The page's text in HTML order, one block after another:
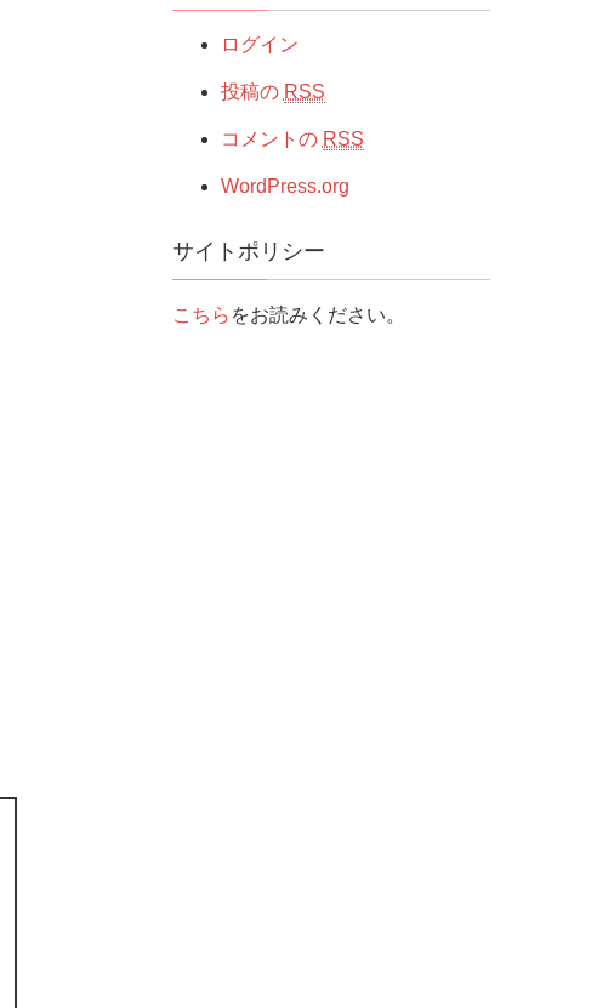
ログイン
投稿の RSS
コメントの RSS
WordPress.org
サイトポリシー
こちら をお読みください。